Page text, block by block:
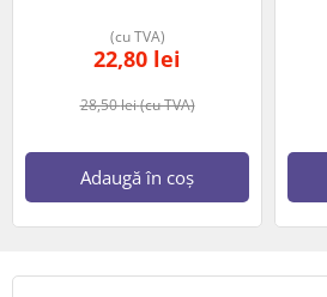
28,50lei(cu TVA)
22,80 lei
(cu TVA)
Adaugă în coș